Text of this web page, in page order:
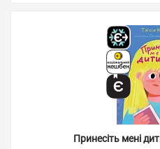
Принесіть мені